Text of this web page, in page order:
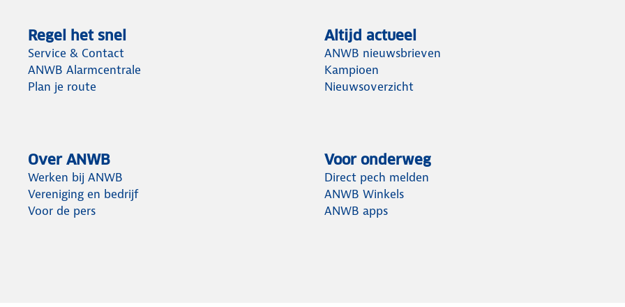
Regel het snel
Service & Contact
ANWB Alarmcentrale
Plan je route
Altijd actueel
ANWB nieuwsbrieven
Kampioen
Nieuwsoverzicht
Over ANWB
Werken bij ANWB
Vereniging en bedrijf
Voor de pers
Voor onderweg
Direct pech melden
ANWB Winkels
ANWB apps